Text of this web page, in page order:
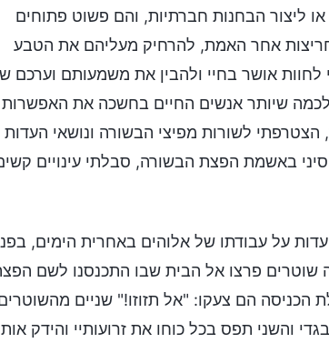
ליצור הבחנות חברתיות, והם פשוט פתוחים
אחר האמת, להרחיק מעליהם את הטבע
אושר בחיי ולהבין את משמעותם וערכם
שיותר אנשים החיים בחשכה את האפשרות
הצטרפתי לשורות מפיצי הבשורה ונושאי העדות
באשמת הפצת הבשורה, סבלתי עינויים
אחיות ואני נשאנו עדות על עבודתו של אלוהים באחרית הימים,
שוטרים פרצו אל הבית שבו התכנסנו לשם
הם צעקו: "אל תזוזו!" שניים
והשני תפס בכל כוחו את זרועותיי והידק